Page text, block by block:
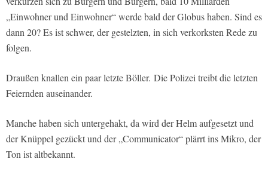
„Einwohner und Einwohner“ werde bald der Globus haben. Sind es
dann 20? Es ist schwer, der gestelzten, in sich verkorksten Rede zu
folgen.
Draußen knallen ein paar letzte Böller. Die Polizei treibt die letzten
Feiernden auseinander.
Manche haben sich untergehakt, da wird der Helm aufgesetzt und
der Knüppel gezückt und der „Communicator“ plärrt ins Mikro, der
Ton ist altbekannt.